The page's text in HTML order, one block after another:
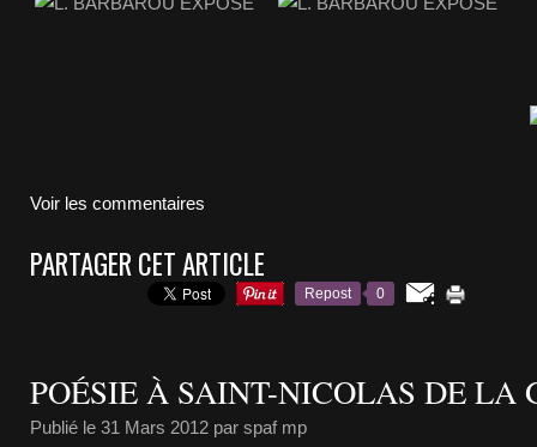
Voir les commentaires
PARTAGER CET ARTICLE
Repost 0
POÉSIE À SAINT-NICOLAS DE LA
Publié le 31 Mars 2012 par spaf mp